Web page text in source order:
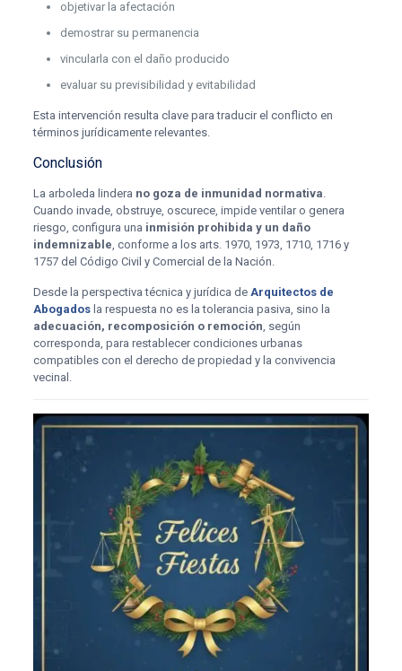
objetivar la afectación
demostrar su permanencia
vincularla con el daño producido
evaluar su previsibilidad y evitabilidad
Esta intervención resulta clave para traducir el conflicto en
términos jurídicamente relevantes.
Conclusión
La arboleda lindera no goza de inmunidad normativa
Cuando invade, obstruye, oscurece, impide ventilar o genera
riesgo, configura una inmisión prohibida y un daño
indemnizable , conforme a los arts. 1970, 1973, 1710, 1716 y
1757 del Código Civil y Comercial de la Nación.
Desde la perspectiva técnica y jurídica de Arquitectos de
Abogadosla respuesta no es la tolerancia pasiva, sino la
adecuación, recomposición o remoción , según
corresponda, para restablecer condiciones urbanas
compatibles con el derecho de propiedad y la convivencia
vecinal.